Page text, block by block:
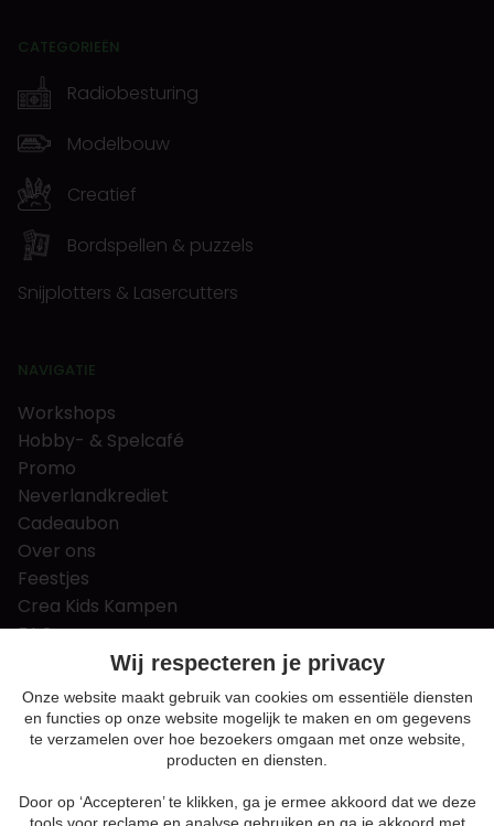
CATEGORIEËN
Radiobesturing
Modelbouw
Creatief
Bordspellen & puzzels
Snijplotters & Lasercutters
NAVIGATIE
Workshops
Hobby- & Spelcafé
Promo
Neverlandkrediet
Cadeaubon
Over ons
Feestjes
Crea Kids Kampen
FAQ
Tips & tricks
Contact
Nieuws & Vacatures
Algemene voorwaarden
Wij respecteren je privacy
Onze website maakt gebruik van cookies om essentiële diensten
en functies op onze website mogelijk te maken en om gegevens
te verzamelen over hoe bezoekers omgaan met onze website,
producten en diensten.
Door op ‘Accepteren’ te klikken, ga je ermee akkoord dat we deze